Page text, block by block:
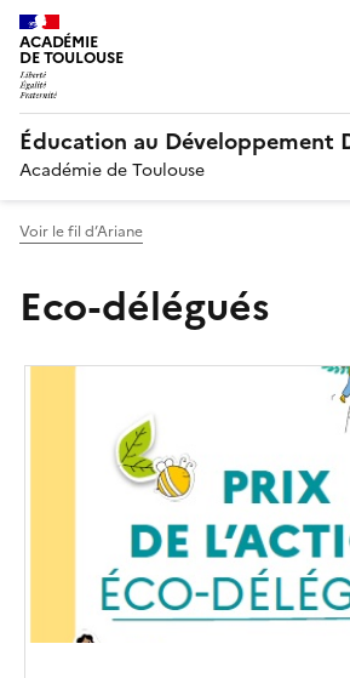
ACADÉMIE
DE TOULOUSE
Éducation au Développement
Académie de Toulouse
Voir le fil d’Ariane
Eco-délégués
couverture
(conseillée)